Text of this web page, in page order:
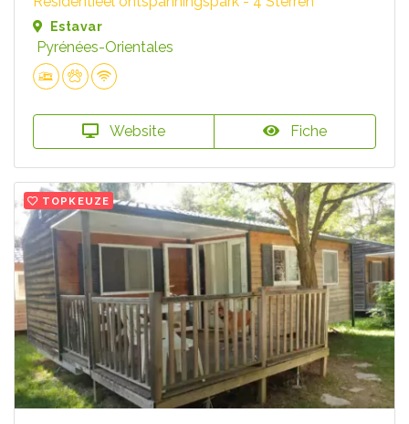
Estavar
Pyrénées-Orientales
Website Fiche
TOPKEUZE